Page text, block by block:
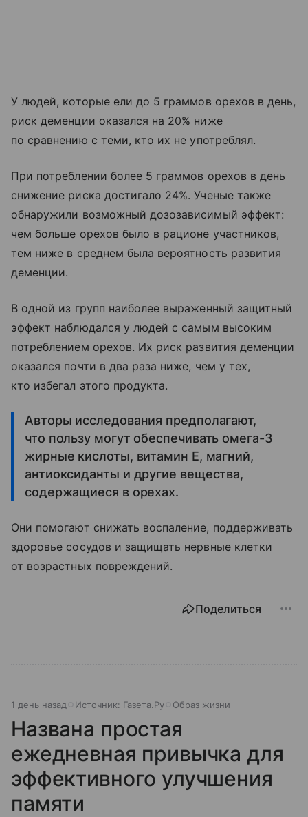
У людей, которые ели до 5 граммов орехов в день,
риск деменции оказался на 20% ниже
по сравнению с теми, кто их не употреблял.
При потреблении более 5 граммов орехов в день
снижение риска достигало 24%. Ученые также
обнаружили возможный дозозависимый эффект:
чем больше орехов было в рационе участников,
тем ниже в среднем была вероятность развития
деменции.
В одной из групп наиболее выраженный защитный
эффект наблюдался у людей с самым высоким
потреблением орехов. Их риск развития деменции
оказался почти в два раза ниже, чем у тех,
кто избегал этого продукта.
Авторы исследования предполагают,
что пользу могут обеспечивать омега-3
жирные кислоты, витамин Е, магний,
антиоксиданты и другие вещества,
содержащиеся в орехах.
Они помогают снижать воспаление, поддерживать
здоровье сосудов и защищать нервные клетки
от возрастных повреждений.
Поделиться
1 день назад Источник: Газета.Ру Образ жизни
Названа простая
ежедневная привычка для
эффективного улучшения
памяти